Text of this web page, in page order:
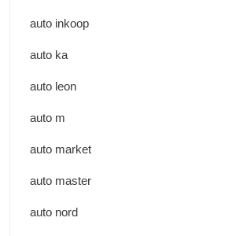
auto inkoop
auto ka
auto leon
auto m
auto market
auto master
auto nord